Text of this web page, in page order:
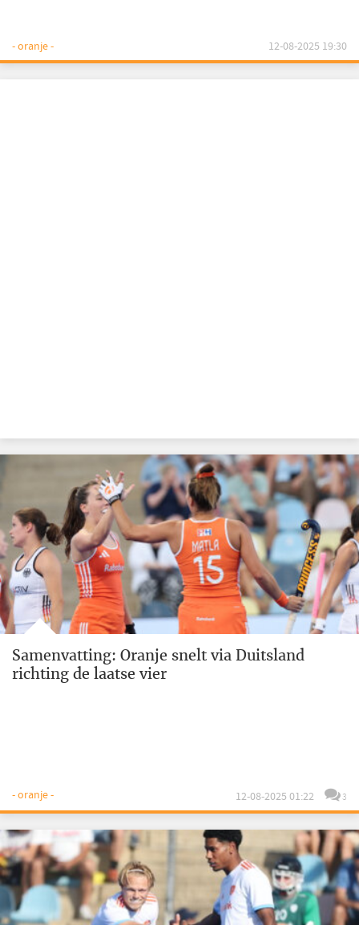
- oranje - 12-08-2025 19:30
Samenvatting: Oranje snelt via Duitsland
richting de laatse vier
- oranje - 12-08-2025 01:22 3